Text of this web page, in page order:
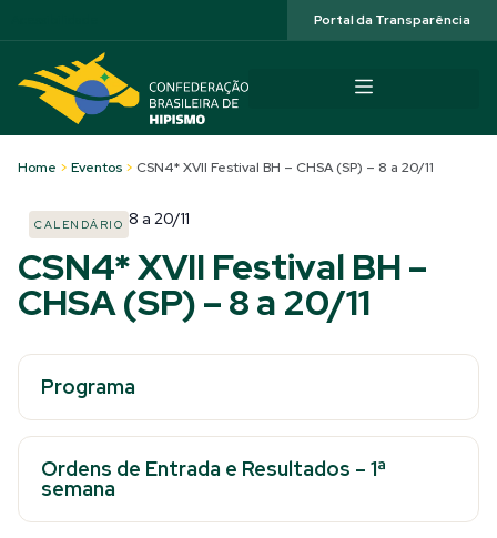
Portal da Transparência
Home > Eventos > CSN4* XVII Festival BH – CHSA (SP) – 8 a 20/11
CALENDÁRIO 8 a 20/11
CSN4* XVII Festival BH –
CHSA (SP) – 8 a 20/11
Programa
Ordens de Entrada e Resultados – 1ª
semana